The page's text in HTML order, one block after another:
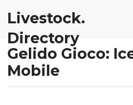
Livestock.
Directory
Gelido Gioco:
Mobile